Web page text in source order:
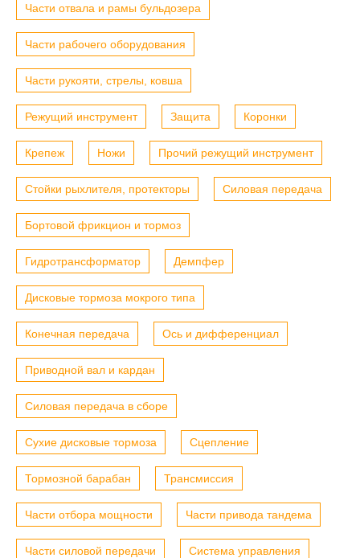
Части отвала и рамы бульдозера
Части рабочего оборудования
Части рукояти, стрелы, ковша
Режущий инструмент Защита Коронки
Крепеж Ножи Прочий режущий инструмент
Стойки рыхлителя, протекторы Силовая передача
Бортовой фрикцион и тормоз
Гидротрансформатор Демпфер
Дисковые тормоза мокрого типа
Конечная передача Ось и дифференциал
Приводной вал и кардан
Силовая передача в сборе
Сухие дисковые тормоза Сцепление
Тормозной барабан Трансмиссия
Части отбора мощности Части привода тандема
Части силовой передачи Система управления